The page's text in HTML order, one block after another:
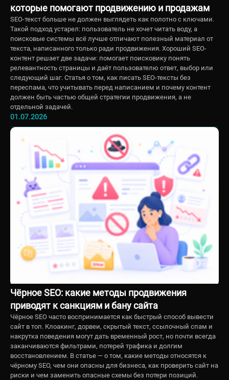
которые помогают продвижению и продажам
SEO-текст больше не должен выглядеть как полотно с ключами.
Такой подход устарел: пользователь не хочет читать воду, а
поисковые системы всё лучше отличают полезный материал от
текста, написанного только ради продвижения. Хороший SEO-
контент решает две задачи: помогает поисковику понять
релевантность страницы и даёт пользователю ответ, выбор или
следующий шаг. Статья о том, как писать SEO-тексты без
переспама, что учитывать перед написанием и почему контент
должен быть частью общей стратегии продвижения, а не
отдельной задачей.
01.07.2026
Чёрное SEO: какие методы продвижения
приводят к санкциям и бану сайта
Чёрное SEO часто воспринимается как быстрый способ вывести
сайт в топ. Клоакинг, дорвеи, скрытый текст, ссылочный спам и
накрутка поведения могут дать временный рост, но почти всегда
заканчиваются фильтрами, потерей трафика и долгим
восстановлением. В статье — о том, какие методы относятся к
чёрному SEO, чем они опасны для бизнеса, как проверить сайт на
риски и чем заменить опасные схемы без потери позиций.